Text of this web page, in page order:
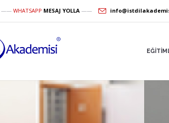
—— WHATSAPP MESAJ YOLLA ——